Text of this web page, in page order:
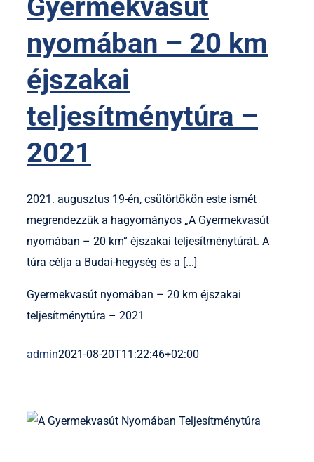
Gyermekvasút
nyomában – 20 km
éjszakai
teljesítménytúra –
2021
2021. augusztus 19-én, csütörtökön este ismét
megrendezzük a hagyományos „A Gyermekvasút
nyomában – 20 km” éjszakai teljesítménytúrát. A
túra célja a Budai-hegység és a [...]
Gyermekvasút nyomában – 20 km éjszakai
teljesítménytúra – 2021
admin2021-08-20T11:22:46+02:00